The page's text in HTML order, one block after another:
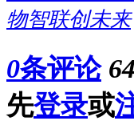
物智联创未来
0条评论
先登录或